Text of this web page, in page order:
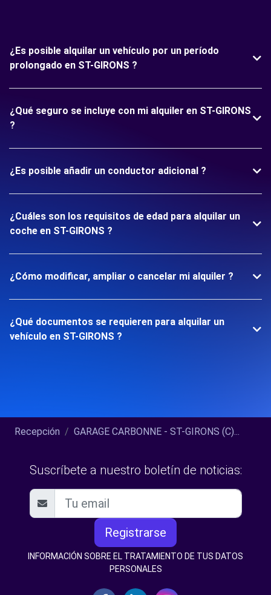
¿Es posible alquilar un vehículo por un período
prolongado en ST-GIRONS ?
¿Qué seguro se incluye con mi alquiler en ST-GIRONS
?
¿Es posible añadir un conductor adicional ?
¿Cuáles son los requisitos de edad para alquilar un
coche en ST-GIRONS ?
¿Cómo modificar, ampliar o cancelar mi alquiler ?
¿Qué documentos se requieren para alquilar un
vehículo en ST-GIRONS ?
Recepción GARAGE CARBONNE - ST-GIRONS (C)...
Suscríbete a nuestro boletín de noticias:
Registrarse
INFORMACIÓN SOBRE EL TRATAMIENTO DE TUS DATOS
PERSONALES